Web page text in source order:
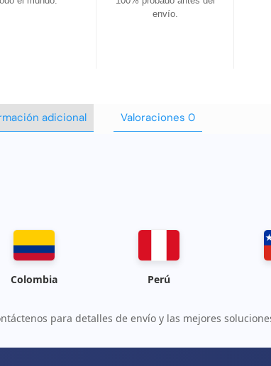
envío.
adicional Valoraciones 0
Colombia Perú
para detalles de envío y las mejores